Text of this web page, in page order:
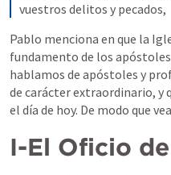
vuestros delitos y pecados,
Pablo menciona en que la
fundamento de los
hablamos de apóstoles y
de carácter extraordinario, y
el día de hoy. De modo que
I-El Oficio